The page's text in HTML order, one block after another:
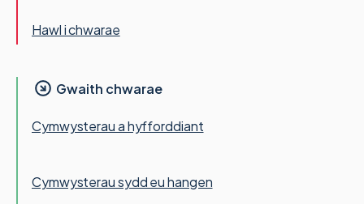
Hawl i chwarae
Gwaith chwarae
Cymwysterau a hyfforddiant
Cymwysterau sydd eu hangen